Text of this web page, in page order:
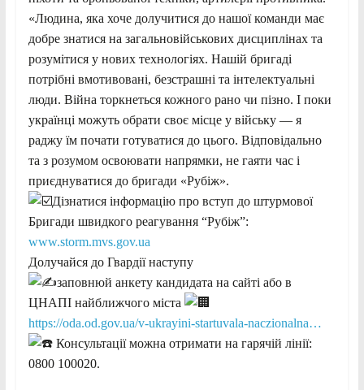
«Людина, яка хоче долучитися до нашої команди має
добре знатися на загальновійськових дисциплінах та
розумітися у нових технологіях. Нашій бригаді
потрібні вмотивовані, безстрашні та інтелектуальні
люди. Війна торкнеться кожного рано чи пізно. І поки
українці можуть обрати своє місце у війську — я
раджу їм почати готуватися до цього. Відповідально
та з розумом освоювати напрямки, не гаяти час і
приєднуватися до бригади «Рубіж».
Дізнатися інформацію про вступ до штурмової
Бригади швидкого реагування “Рубіж”:
www.storm.mvs.gov.ua
Долучайся до Гвардії наступу
заповнюй анкету кандидата на сайті або в
ЦНАПІ найближчого міста
https://oda.od.gov.ua/v-ukrayini-startuvala-naczionalna…
Консультації можна отримати на гарячій лінії:
0800 100020.